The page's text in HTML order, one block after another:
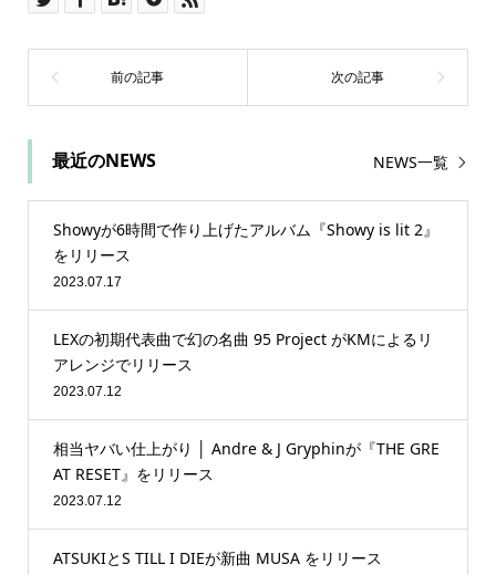
最近のNEWS NEWS一覧
Showyが6時間で作り上げたアルバム『Showy is lit 2』
をリリース
2023.07.17
LEXの初期代表曲で幻の名曲 95 Project がKMによるリ
アレンジでリリース
2023.07.12
相当ヤバい仕上がり │ Andre & J Gryphinが『THE GRE
AT RESET』をリリース
2023.07.12
ATSUKIとS TILL I DIEが新曲 MUSA をリリース